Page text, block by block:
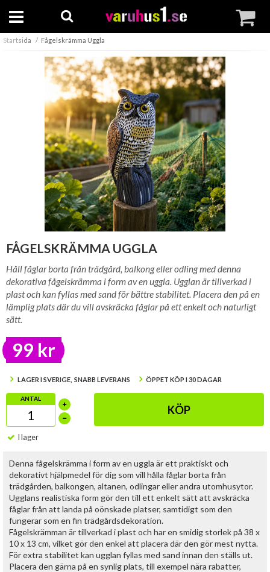
Startsida Fågelskrämma Uggla
FÅGELSKRÄMMA UGGLA
Håll fåglar borta från trädgård, balkong eller odling med denna
dekorativa fågelskrämma i form av en uggla. Ugglan är tillverkad i
plast och kan fyllas med sand för bättre stabilitet. Placera den på en
lämplig plats där du vill avskräcka fåglar på ett enkelt och naturligt
sätt.
99 kr
LAGER I SVERIGE, SNABB LEVERANS ÖPPET KÖP I 30 DAGAR
ANTAL
KÖP
I lager
Denna fågelskrämma i form av en uggla är ett praktiskt och
dekorativt hjälpmedel för dig som vill hålla fåglar borta från
trädgården, balkongen, altanen, odlingar eller andra utomhusytor.
Ugglans realistiska form gör den till ett enkelt sätt att avskräcka
fåglar från att landa på oönskade platser, samtidigt som den
fungerar som en fin trädgårdsdekoration.
Fågelskrämman är tillverkad i plast och har en smidig storlek på 38 x
10 x 13 cm, vilket gör den enkel att placera där den gör mest nytta.
För extra stabilitet kan ugglan fyllas med sand innan den ställs ut.
Placera den gärna på en synlig plats, till exempel nära rabatter,